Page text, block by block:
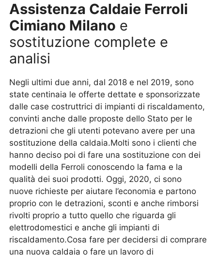
Assistenza Caldaie Ferroli
Cimiano Milano e
sostituzione complete e
analisi
Negli ultimi due anni, dal 2018 e nel 2019, sono
state centinaia le offerte dettate e sponsorizzate
dalle case costruttrici di impianti di riscaldamento,
convinti anche dalle proposte dello Stato per le
detrazioni che gli utenti potevano avere per una
sostituzione della caldaia.Molti sono i clienti che
hanno deciso poi di fare una sostituzione con dei
modelli della Ferroli conoscendo la fama e la
qualità dei suoi prodotti. Oggi, 2020, ci sono
nuove richieste per aiutare l’economia e partono
proprio con le detrazioni, sconti e anche rimborsi
rivolti proprio a tutto quello che riguarda gli
elettrodomestici e anche gli impianti di
riscaldamento.Cosa fare per decidersi di comprare
una nuova caldaia o fare un lavoro di